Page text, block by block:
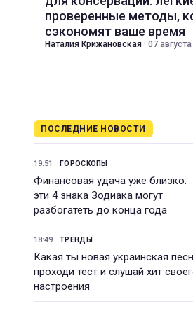
проверенные методы,
сэкономят ваше время
Наталия Крижановская · 07
ПОСЛЕДНИЕ НОВОСТИ
19:51 ГОРОСКОПЫ
Финансовая удача уже близко:
эти 4 знака Зодиака могут
разбогатеть до конца года
18:49 ТРЕНДЫ
Какая ты новая украинская
проходи тест и слушай хит
настроения